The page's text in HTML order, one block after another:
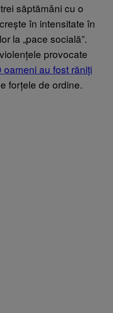
săptămâni cu o
în intensitate în
la „pace socială”.
provocate
oameni au fost răniți
forțele de ordine.